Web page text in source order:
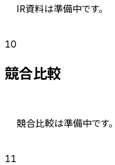
IR資料は準備中です。
10
競合比較
競合比較は準備中です。
11